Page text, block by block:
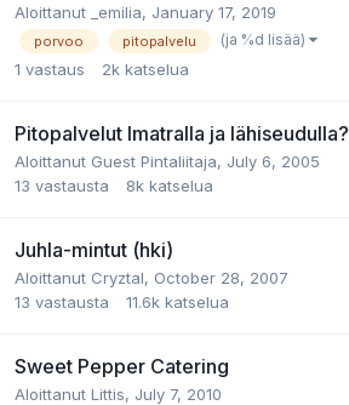
Aloittanut _emilia, January 17, 2019
porvoo pitopalvelu (ja %d lisää)
1 vastaus 2k katselua
Pitopalvelut Imatralla ja lähiseudulla?
Aloittanut Guest Pintaliitaja, July 6, 2005
13 vastausta 8k katselua
Juhla-mintut (hki)
Aloittanut Cryztal, October 28, 2007
13 vastausta 11.6k katselua
Sweet Pepper Catering
Aloittanut Littis, July 7, 2010